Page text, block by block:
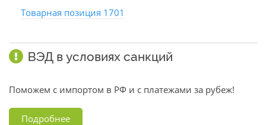
Товарная позиция 1701
ВЭД в условиях санкций
Поможем с импортом в РФ и с платежами за рубеж!
Подробнее